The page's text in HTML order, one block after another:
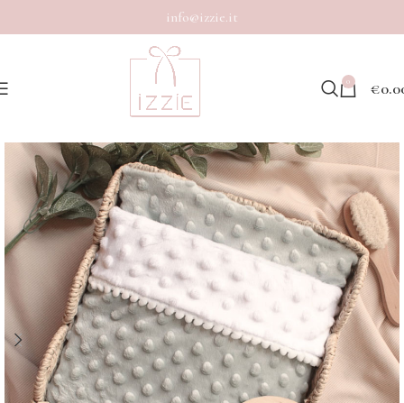
info@izzie.it
0 €